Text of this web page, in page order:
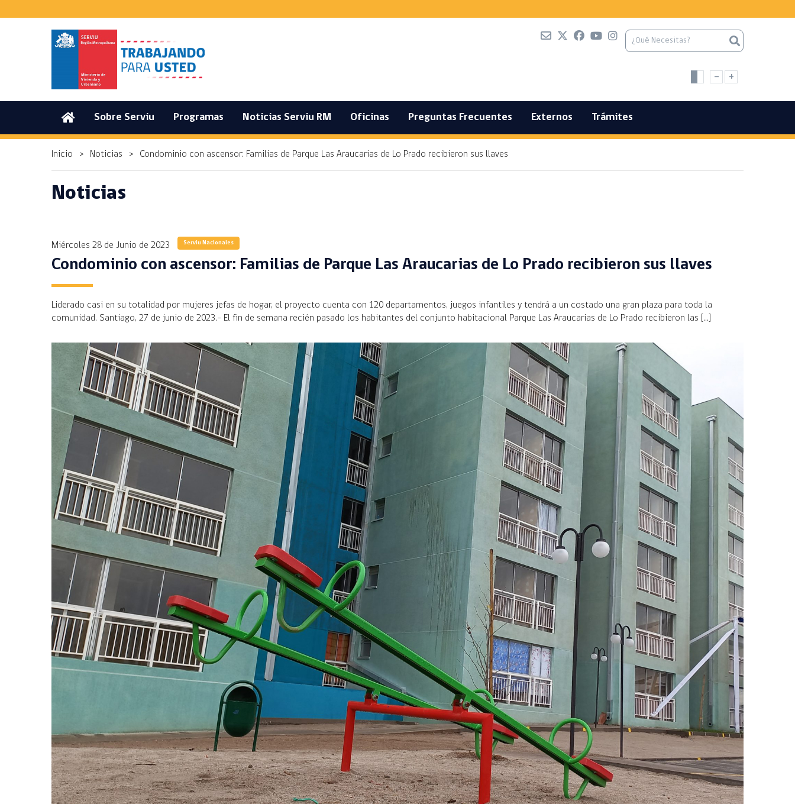
- +
(current)Sobre Serviu Programas Noticias Serviu RM Oficinas Preguntas Frecuentes Externos Trámites
Inicio > Noticias > Condominio con ascensor: Familias de Parque Las Araucarias de Lo Prado recibieron sus llaves
Noticias
Miércoles 28 de Junio de 2023 Serviu Nacionales
Condominio con ascensor: Familias de Parque Las Araucarias de Lo Prado recibieron sus llaves
Liderado casi en su totalidad por mujeres jefas de hogar, el proyecto cuenta con 120 departamentos, juegos infantiles y tendrá a un costado una gran plaza para toda la
comunidad. Santiago, 27 de junio de 2023.- El fin de semana recién pasado los habitantes del conjunto habitacional Parque Las Araucarias de Lo Prado recibieron las […]